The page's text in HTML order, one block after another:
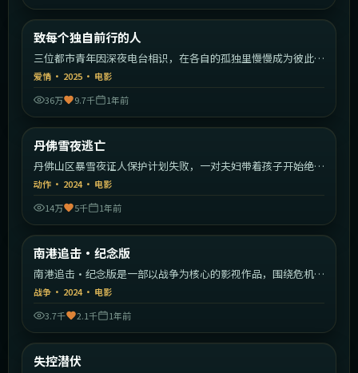
最新
致每个独自前行的人
三位都市青年因深夜电台相识，在各自的孤独里慢慢成为彼此的
灯塔。
爱情 · 2025 · 电影
36万
9.7千 1年前
最新
丹佛雪夜逃亡
丹佛山区暴雪夜证人保护计划失败，一对夫妇带着孩子开始绝命
逃亡。
动作 · 2024· 电影
14万
5千 1年前
最新
南港追击·纪念版
南港追击·纪念版是一部以战争为核心的影视作品，围绕危机、
反转与人物成长展开，整体节奏紧凑，值得推荐观看。
战争 · 2024· 电影
3.7千
2.1千 1年前
最新
失控潜伏